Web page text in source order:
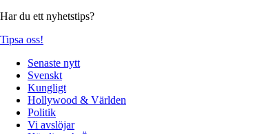
Har du ett nyhetstips?
Tipsa oss!
Senaste nytt
Svenskt
Kungligt
Hollywood & Världen
Politik
Vi avslöjar